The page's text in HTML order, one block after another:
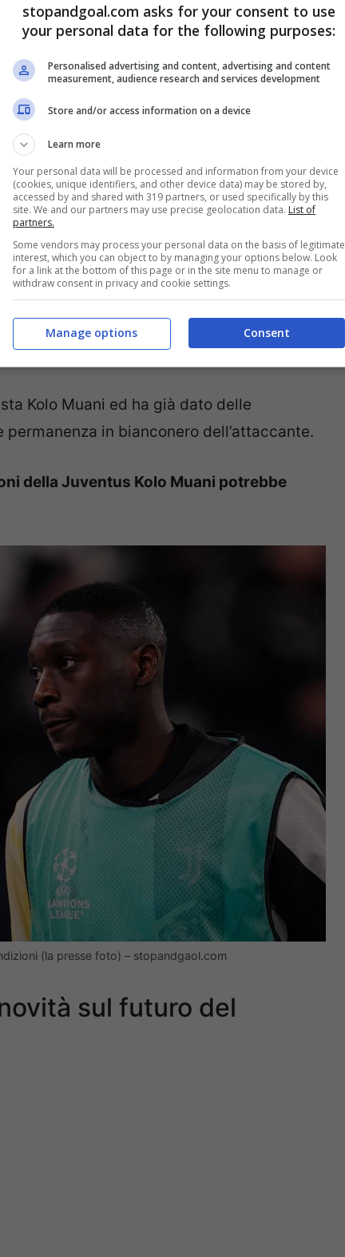
tutto anche l’addio di Thiago Motta e
centrale, preferisce Dusan Vlahovic.
permanenza in bianconero del
nuovo al Psg, che è pronto a cederlo al
Kolo Muani ed ha già dato delle
in bianconero dell’attaccante.
della Juventus Kolo Muani potrebbe
(la presse foto) – stopandgaol.com
sul futuro del
stopandgoal.com asks for your consent to use
your personal data for the following purposes:
Personalised advertising and content, advertising and content
measurement, audience research and services development
Store and/or access information on a device
Learn more
Your personal data will be processed and information from your device
(cookies, unique identifiers, and other device data) may be stored by,
accessed by and shared with 319 partners, or used specifically by this
site. We and our partners may use precise geolocation data. List of
partners.
Some vendors may process your personal data on the basis of legitimate
interest, which you can object to by managing your options below. Look
for a link at the bottom of this page or in the site menu to manage or
withdraw consent in privacy and cookie settings.
Consent
Manage options